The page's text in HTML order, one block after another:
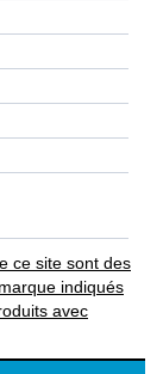
ce site sont des
indiqués
avec